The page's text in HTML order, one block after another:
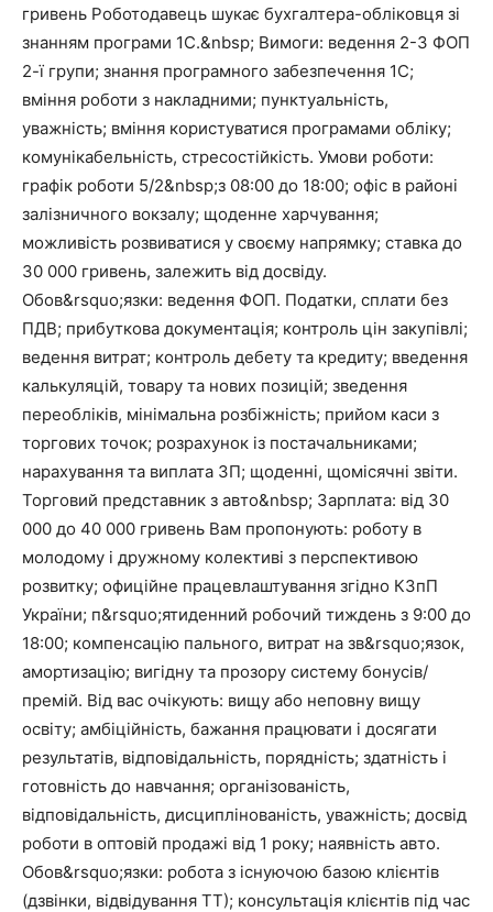
гривень Роботодавець шукає бухгалтера-обліковця зі
знанням програми 1С.&nbsp; Вимоги: ведення 2-3 ФОП
2-ї групи; знання програмного забезпечення 1С;
вміння роботи з накладними; пунктуальність,
уважність; вміння користуватися програмами обліку;
комунікабельність, стресостійкість. Умови роботи:
графік роботи 5/2&nbsp;з 08:00 до 18:00; офіс в районі
залізничного вокзалу; щоденне харчування;
можливість розвиватися у своєму напрямку; ставка до
30 000 гривень, залежить від досвіду.
Обов&rsquo;язки: ведення ФОП. Податки, сплати без
ПДВ; прибуткова документація; контроль цін закупівлі;
ведення витрат; контроль дебету та кредиту; введення
калькуляцій, товару та нових позицій; зведення
переобліків, мінімальна розбіжність; прийом каси з
торгових точок; розрахунок із постачальниками;
нарахування та виплата ЗП; щоденні, щомісячні звіти.
Торговий представник з авто&nbsp; Зарплата: від 30
000 до 40 000 гривень Вам пропонують: роботу в
молодому і дружному колективі з перспективою
розвитку; офиційне працевлаштування згідно КЗпП
України; п&rsquo;ятиденний робочий тиждень з 9:00 до
18:00; компенсацію пального, витрат на зв&rsquo;язок,
амортизацію; вигідну та прозору систему бонусів/
премій. Від вас очікують: вищу або неповну вищу
освіту; амбіційність, бажання працювати і досягати
результатів, відповідальність, порядність; здатність і
готовність до навчання; організованість,
відповідальність, дисциплінованість, уважність; досвід
роботи в оптовій продажі від 1 року; наявність авто.
Обов&rsquo;язки: робота з існуючою базою клієнтів
(дзвінки, відвідування ТТ); консультація клієнтів під час